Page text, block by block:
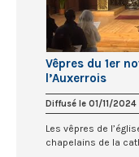
Vêpres du 1er
l’Auxerrois
Diffusé le 01/11/2024
Les vêpres de
chapelains de la